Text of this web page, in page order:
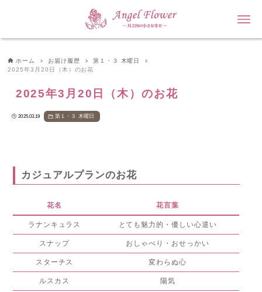
ホーム お届け履歴
第１・３ 木曜日
2025年3月20日（木）のお花
2025年3月20日（木）のお花
2025.03.19 第１・３ 木曜日
カジュアルプランのお花
花名 花言葉
ラナンキュラス とても魅力的・優しい心遣い
スナップ おしゃべり・おせっかい
スターチス 変わらぬ心
ルスカス 陽気